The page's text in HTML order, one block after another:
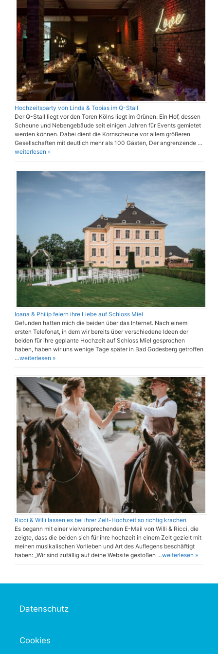
Hochzeitsparty von Linda & Tobias im Q-Stall
Der Q-Stall liegt vor den Toren Kölns liegt im Grünen: Ein Hof, dessen
Scheune und Nebengebäude seit einigen Jahren für Events gemietet
werden können. Dabei dient die Kornscheune vor allem größeren
Gesellschaften mit deutlich mehr als 100 Gästen, Der angrenzende …
weiterlesen »
Ioana & Philip feiern ihre Liebe auf Schloss Miel
Gefunden hatten mich die beiden über das Internet. Nach einem
ersten Telefonat, in dem wir bereits über verschiedene Ideen der
beiden für ihre geplante Hochzeit auf Schloss Miel gesprochen
haben, haben wir uns wenige Tage später in Bad Godesberg getroffen
…weiterlesen »
Ricci & Willi lassen es bei ihrer Zelt-Hochzeit so richtig krachen
Es begann mit einer vielversprechenden E-Mail von Willi & Ricci, die
zeigte, dass die beiden sich für ihre hochzeit in einem Zelt gezielt mit
meinen musikalischen Vorlieben und Art des Auflegens beschäftigt
haben: „Wir sind zufällig auf deine Website gestoßen …weiterlesen »
Datenschutz
Cookies